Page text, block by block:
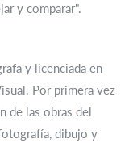
y comparar".
y licenciada en
Por primera vez
de las obras del
dibujo y